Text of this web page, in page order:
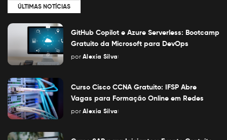
ÚLTIMAS NOTÍCIAS
GitHub Copilot e Azure Serverless: Bootcamp
Gratuito da Microsoft para DevOps
Posted
por Alexia Silva
Curso Cisco CCNA Gratuito: IFSP Abre
Vagas para Formação Online em Redes
Posted
por Alexia Silva